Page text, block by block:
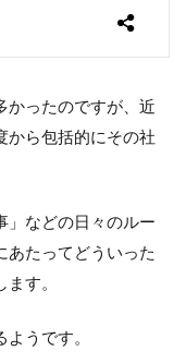
かったのですが、近
から包括的にその社
」などの日々のルー
あたってどういった
す。
うです。